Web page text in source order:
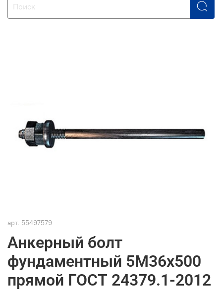
арт. 55497579
Анкерный болт
фундаментный 5М36х500
прямой ГОСТ 24379.1-2012